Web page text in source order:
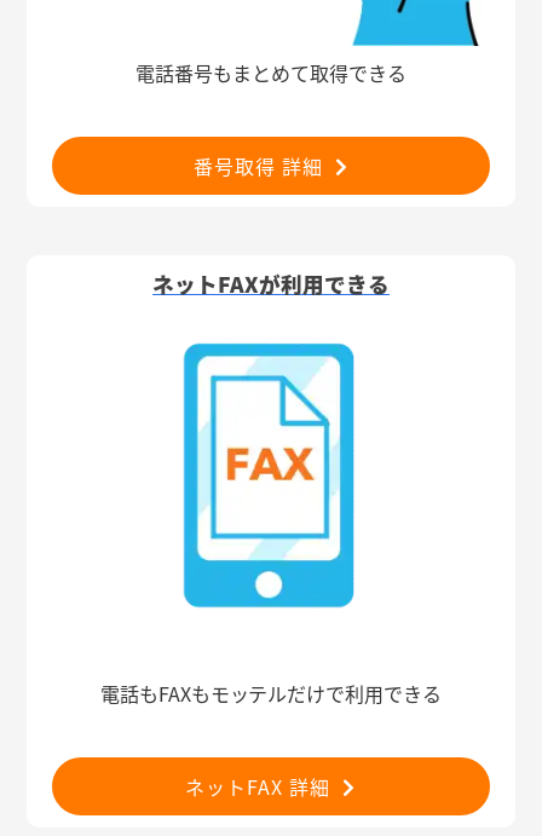
電話番号もまとめて取得できる
番号取得 詳細
ネットFAXが利用できる
電話もFAXもモッテルだけで利用できる
ネットFAX 詳細